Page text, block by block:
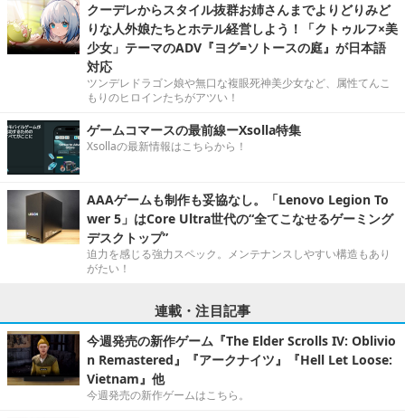
クーデレからスタイル抜群お姉さんまでよりどりみど
りな人外娘たちとホテル経営しよう！「クトゥルフ×美
少女」テーマのADV『ヨグ=ソトースの庭』が日本語
対応
ツンデレドラゴン娘や無口な複眼死神美少女など、属性てんこ
もりのヒロインたちがアツい！
ゲームコマースの最前線ーXsolla特集
Xsollaの最新情報はこちらから！
AAAゲームも制作も妥協なし。「Lenovo Legion To
wer 5」はCore Ultra世代の“全てこなせるゲーミング
デスクトップ”
迫力を感じる強力スペック。メンテナンスしやすい構造もあり
がたい！
連載・注目記事
今週発売の新作ゲーム『The Elder Scrolls IV: Oblivio
n Remastered』『アークナイツ』『Hell Let Loose:
Vietnam』他
今週発売の新作ゲームはこちら。